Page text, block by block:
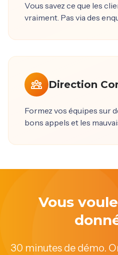
Vous savez ce que les
vraiment. Pas via des
Direction
Formez vos équipes sur
bons appels et les
Vous
30 minutes de démo.